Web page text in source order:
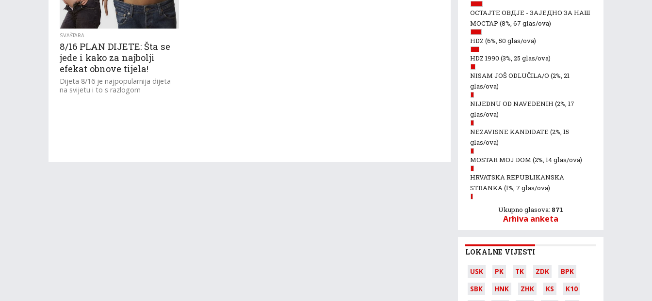
SVAŠTARA
8/16 PLAN DIJETE: Šta se
jede i kako za najbolji
efekat obnove tijela!
Dijeta 8/16 je najpopularnija dijeta
na svijetu i to s razlogom
ОСТАЈТЕ ОВДЈЕ - ЗАЈЕДНО ЗА НАШ
МОСТАР (8%, 67 glas/ova)
HDZ (6%, 50 glas/ova)
HDZ 1990 (3%, 25 glas/ova)
NISAM JOŠ ODLUČILA/O (2%, 21
glas/ova)
NIJEDNU OD NAVEDENIH (2%, 17
glas/ova)
NEZAVISNE KANDIDATE (2%, 15
glas/ova)
MOSTAR MOJ DOM (2%, 14 glas/ova)
HRVATSKA REPUBLIKANSKA
STRANKA(1%, 7 glas/ova)
Ukupno glasova: 871
Arhiva anketa
LOKALNE VIJESTI
USK PK TK ZDK
BPK
SBK
HNK ZHK KS
K10